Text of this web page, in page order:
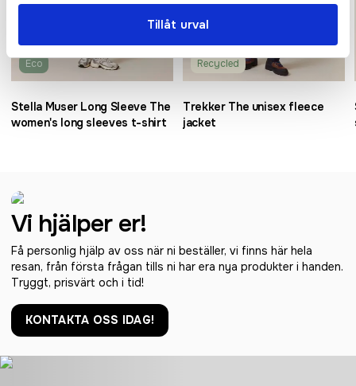
Tillåt urval
Eco
Stella Muser Long Sleeve The
women's long sleeves t-shirt
Recycled
Trekker The unisex fleece
jacket
Vi hjälper er!
Få personlig hjälp av oss när ni beställer, vi finns här hela
resan, från första frågan tills ni har era nya produkter i handen.
Tryggt, prisvärt och i tid!
KONTAKTA OSS IDAG!